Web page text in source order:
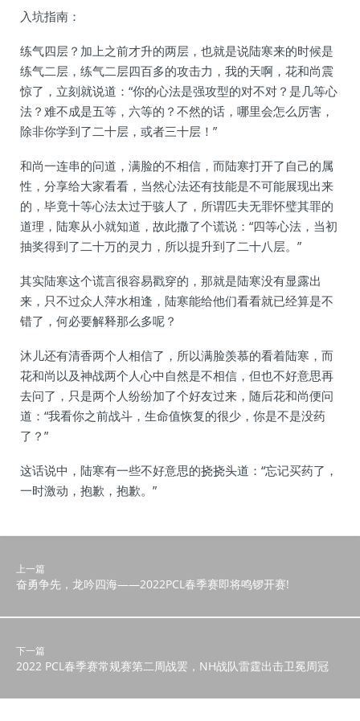
入坑指南：
练气四层？加上之前才升的两层，也就是说陆寒来的时候是
练气二层，练气二层四百多的攻击力，我的天啊，花和尚震
惊了，立刻就说道：“你的心法是强攻型的对不对？是几等心
法？难不成是五等，六等的？不然的话，哪里会怎么厉害，
除非你学到了二十层，或者三十层！”
和尚一连串的问道，满脸的不相信，而陆寒打开了自己的属
性，分享给大家看看，当然心法还有技能是不可能展现出来
的，毕竟十等心法太过于骇人了，所谓匹夫无罪怀璧其罪的
道理，陆寒从小就知道，故此撒了个谎说：“四等心法，当初
抽奖得到了二十万的灵力，所以提升到了二十八层。”
其实陆寒这个谎言很容易戳穿的，那就是陆寒没有显露出
来，只不过众人萍水相逢，陆寒能给他们看看就已经算是不
错了，何必要解释那么多呢？
沐儿还有清香两个人相信了，所以满脸羡慕的看着陆寒，而
花和尚以及神战两个人心中自然是不相信，但也不好意思再
去问了，只是两个人纷纷加了个好友过来，随后花和尚便问
道：“我看你之前战斗，生命值恢复的很少，你是不是没药
了？”
这话说中，陆寒有一些不好意思的挠挠头道：“忘记买药了，
一时激动，抱歉，抱歉。”
上一篇
奋勇争先，龙吟四海——2022PCL春季赛即将鸣锣开赛!
下一篇
2022 PCL春季赛常规赛第二周战罢，NH战队雷霆出击卫冕周冠